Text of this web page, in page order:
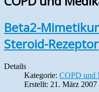
Beta2-
Steroid-Rezeptor
Details
Kategorie: COPD und
Erstellt: 21. März 2007